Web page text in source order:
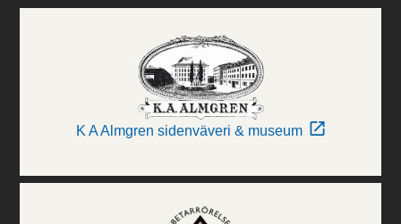
K A Almgren sidenväveri & museum